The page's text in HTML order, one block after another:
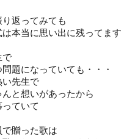
返ってみても
本当に思い出に残ってます
で
題になっていても・・・
い先生で
と想いがあったから
ていて
贈った歌は